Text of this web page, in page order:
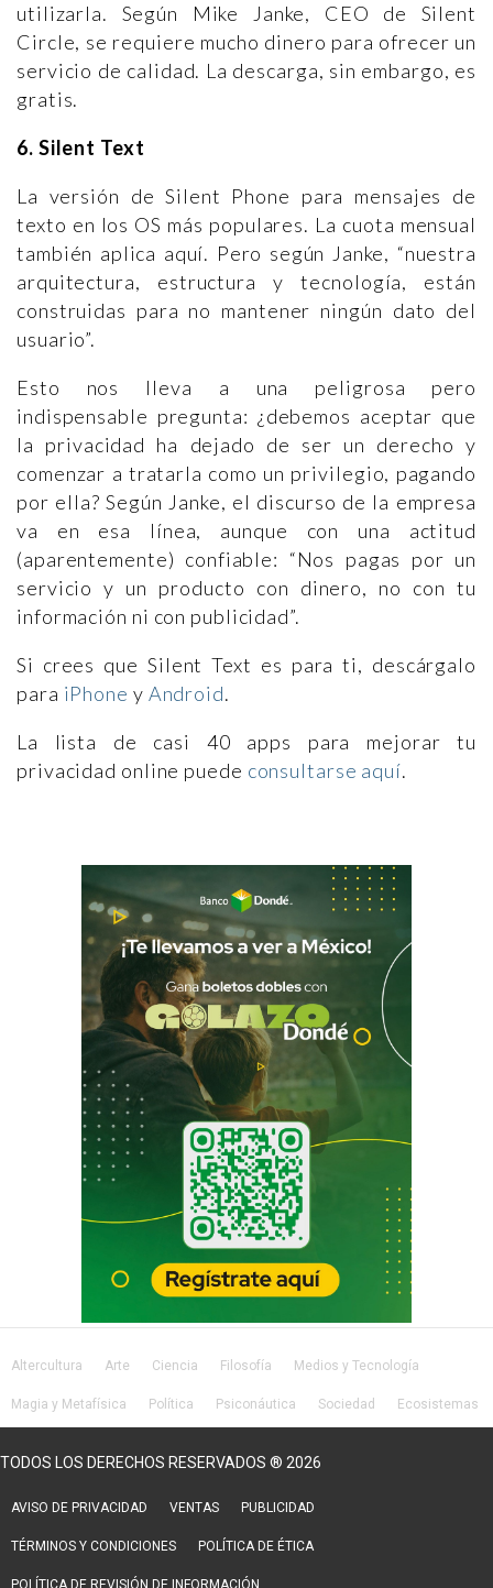
utilizarla. Según Mike Janke, CEO de Silent
Circle, se requiere mucho dinero para ofrecer un
servicio de calidad. La descarga, sin embargo, es
gratis.
6. Silent Text
La versión de Silent Phone para mensajes de
texto en los OS más populares. La cuota mensual
también aplica aquí. Pero según Janke, “nuestra
arquitectura, estructura y tecnología, están
construidas para no mantener ningún dato del
usuario”.
Esto nos lleva a una peligrosa pero
indispensable pregunta: ¿debemos aceptar que
la privacidad ha dejado de ser un derecho y
comenzar a tratarla como un privilegio, pagando
por ella? Según Janke, el discurso de la empresa
va en esa línea, aunque con una actitud
(aparentemente) confiable: “Nos pagas por un
servicio y un producto con dinero, no con tu
información ni con publicidad”.
Si crees que Silent Text es para ti, descárgalo
para iPhone y Android.
La lista de casi 40 apps para mejorar tu
privacidad online puede consultarse aquí.
Altercultura Arte Ciencia Filosofía Medios y Tecnología
Magia y Metafísica Política Psiconáutica Sociedad Ecosistemas
TODOS LOS DERECHOS RESERVADOS ® 2026
AVISO DE PRIVACIDAD VENTAS PUBLICIDAD
TÉRMINOS Y CONDICIONES POLÍTICA DE ÉTICA
POLÍTICA DE REVISIÓN DE INFORMACIÓN